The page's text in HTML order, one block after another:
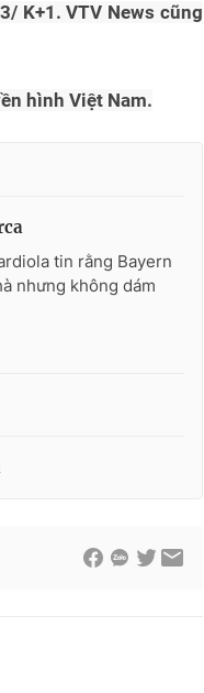
K+1. VTV News cũng
hình Việt Nam.
tin rằng Bayern
nhưng không dám